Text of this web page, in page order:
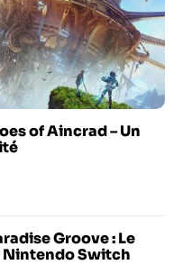
of Aincrad – Un
Groove : Le
Nintendo Switch